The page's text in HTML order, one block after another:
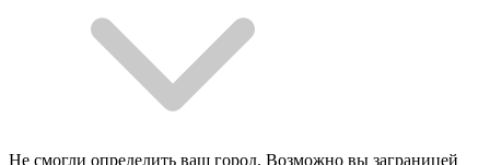
Не смогли определить ваш город. Возможно вы заграницей